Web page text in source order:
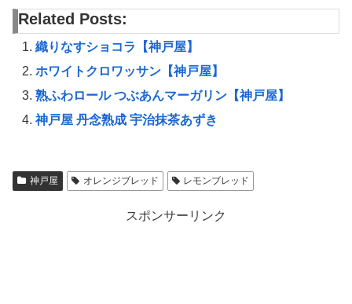
Related Posts:
織りなすショコラ【神戸屋】
ホワイトクロワッサン【神戸屋】
熟ふわロール つぶあんマーガリン【神戸屋】
神戸屋 丹念熟成 宇治抹茶あずき
神戸屋 オレンジブレッド レモンブレッド
スポンサーリンク